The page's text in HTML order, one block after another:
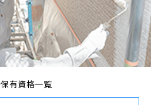
保有資格一覧